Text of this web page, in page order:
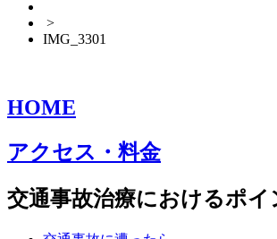
>
IMG_3301
HOME
アクセス・料金
交通事故治療におけるポイ